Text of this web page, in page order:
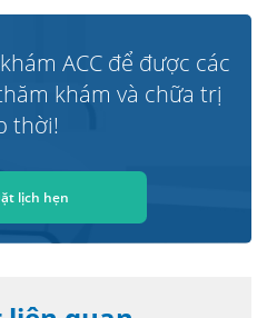
ACC để được các
khám và chữa trị
thời!
lịch hẹn